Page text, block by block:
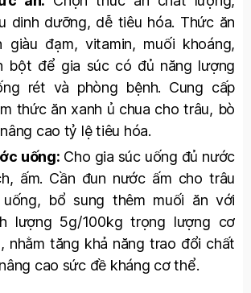
dinh dưỡng, dễ tiêu hóa. Thức ăn
giàu đạm, vitamin, muối khoáng,
bột để gia súc có đủ năng lượng
rét và phòng bệnh. Cung cấp
thức ăn xanh ủ chua cho trâu, bò
cao tỷ lệ tiêu hóa.
uống: Cho gia súc uống đủ nước
ấm. Cần đun nước ấm cho trâu
uống, bổ sung thêm muối ăn với
lượng 5g/100kg trọng lượng cơ
nhằm tăng khả năng trao đổi chất
cao sức đề kháng cơ thể.